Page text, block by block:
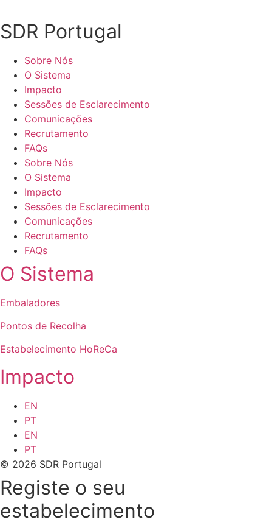
SDR Portugal
Sobre Nós
O Sistema
Impacto
Sessões de Esclarecimento
Comunicações
Recrutamento
FAQs
Sobre Nós
O Sistema
Impacto
Sessões de Esclarecimento
Comunicações
Recrutamento
FAQs
O Sistema
Embaladores
Pontos de Recolha
Estabelecimento HoReCa
Impacto
EN
PT
EN
PT
© 2026 SDR Portugal
Registe o seu
estabelecimento